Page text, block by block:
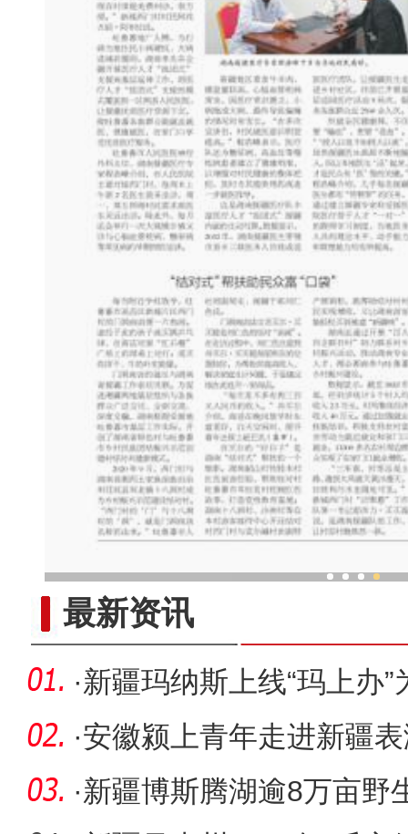
实拍新疆科桑溶洞国家森
最新资讯
·新疆玛纳斯上线“玛上办
推动群
·安徽颍上青年走进新疆
灯
·新疆博斯腾湖逾8万亩野